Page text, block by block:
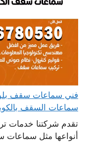
سماعات السقف
تقدم شركتنا خدمات
أنواعها مثل